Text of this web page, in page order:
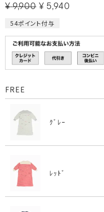
¥ 9,900 ¥ 5,940
54ポイント付与
FREE
ｸﾞﾚｰ
ﾚｯﾄﾞ